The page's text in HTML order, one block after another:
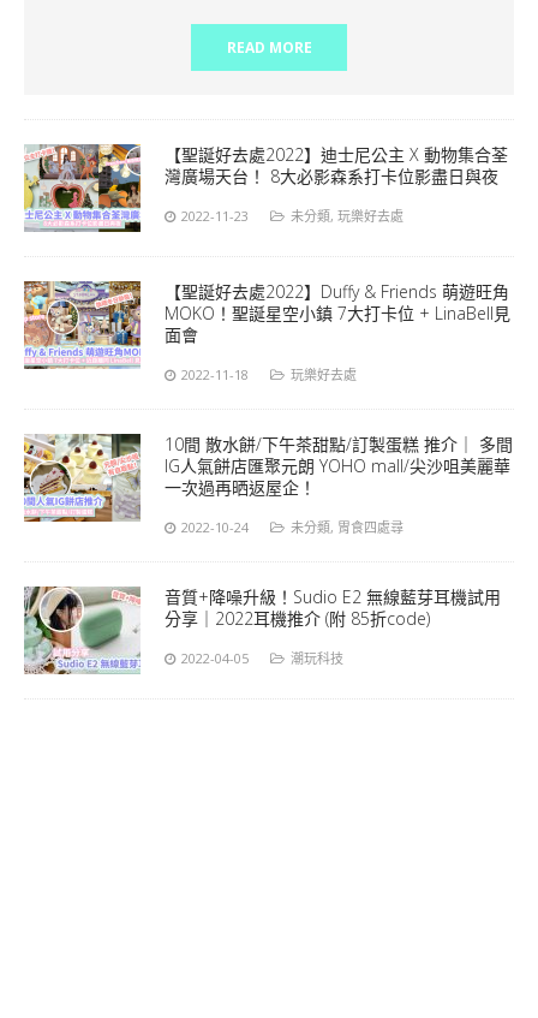
READ MORE
【聖誕好去處2022】迪士尼公主 X 動物集合荃
灣廣場天台！ 8大必影森系打卡位影盡日與夜
2022-11-23 未分類, 玩樂好去處
【聖誕好去處2022】Duffy & Friends 萌遊旺角
MOKO！聖誕星空小鎮 7大打卡位 + LinaBell見
面會
2022-11-18 玩樂好去處
10間 散水餅/下午茶甜點/訂製蛋糕 推介｜ 多間
IG人氣餅店匯聚元朗 YOHO mall/尖沙咀美麗華
一次過再晒返屋企！
2022-10-24 未分類, 胃食四處尋
音質+降噪升級！Sudio E2 無線藍芽耳機試用
分享｜2022耳機推介 (附 85折code)
2022-04-05 潮玩科技